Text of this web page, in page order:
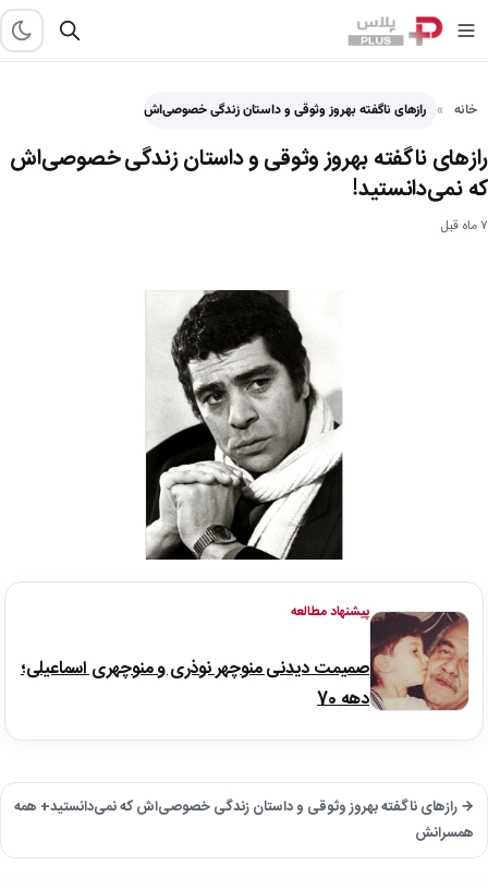
خانه رازهای ناگفته بهروز وثوقی و داستان زندگی خصوصی‌اش که نمی‌دانستید! - پلاس
رازهای ناگفته بهروز وثوقی و داستان زندگی خصوصی‌اش
که نمی‌دانستید!
۷ ماه قبل
پیشنهاد مطالعه
صمیمت دیدنی منوچهر نوذری و منوچهری اسماعیلی؛
دهه 70
→ رازهای ناگفته بهروز وثوقی و داستان زندگی خصوصی‌اش که نمی‌دانستید+ همه
همسرانش